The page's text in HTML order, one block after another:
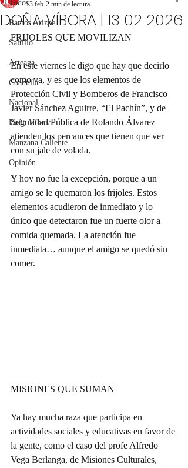
Todos
Ramos Arizpe
Saltillo
Arteaga
Coahuila
Nacional
Doña Víbora
Manzana Caliente
Opinión
DOÑA VÍBORA | 13 02 2026
13 feb 2 min de lectura
FRIJOLES QUE MOVILIZAN
En este viernes le digo que hay que decirlo
como va, y es que los elementos de
Protección Civil y Bomberos de Francisco
Javier Sánchez Aguirre, “El Pachín”, y de
Seguridad Pública de Rolando Álvarez
atienden los percances que tienen que ver
con su jale de volada.
Y hoy no fue la excepción, porque a un
amigo se le quemaron los frijoles. Estos
elementos acudieron de inmediato y lo
único que detectaron fue un fuerte olor a
comida quemada. La atención fue
inmediata… aunque el amigo se quedó sin
comer.
MISIONES QUE SUMAN
Ya hay mucha raza que participa en
actividades sociales y educativas en favor de
la gente, como el caso del profe Alfredo
Vega Berlanga, de Misiones Culturales,